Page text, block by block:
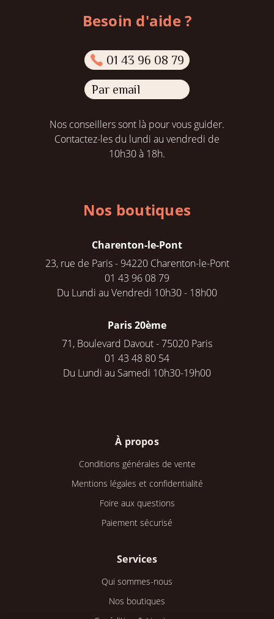
Besoin d'aide ?
01 43 96 08 79
Par email
Nos conseillers sont là pour vous guider.
Contactez-les du lundi au vendredi de
10h30 à 18h.
Nos boutiques
Charenton-le-Pont
23, rue de Paris - 94220 Charenton-le-Pont
01 43 96 08 79
Du Lundi au Vendredi 10h30 - 18h00
Paris 20ème
71, Boulevard Davout - 75020 Paris
01 43 48 80 54
Du Lundi au Samedi 10h30-19h00
À propos
Conditions générales de vente
Mentions légales et confidentialité
Foire aux questions
Paiement sécurisé
Services
Qui sommes-nous
Nos boutiques